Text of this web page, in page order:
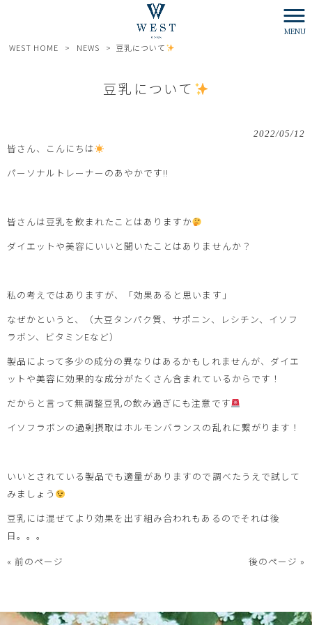
MENU
WEST HOME > NEWS > 豆乳について
豆乳について
2022/05/12
皆さん、こんにちは
パーソナルトレーナーのあやかです!!
皆さんは豆乳を飲まれたことはありますか
ダイエットや美容にいいと聞いたことはありませんか？
私の考えではありますが、「効果あると思います」
なぜかというと、（大豆タンパク質、サポニン、レシチン、イソフ
ラボン、ビタミンEなど）
製品によって多少の成分の異なりはあるかもしれませんが、ダイエ
ットや美容に効果的な成分がたくさん含まれているからです！
だからと言って無調整豆乳の飲み過ぎにも注意です
イソフラボンの過剰摂取はホルモンバランスの乱れに繋がります！
いいとされている製品でも適量がありますので調べたうえで試して
みましょう
豆乳には混ぜてより効果を出す組み合われもあるのでそれは後
日。。。
« 前のページ
後のページ »